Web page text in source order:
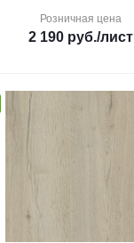
Розничная цена
2 190 руб./лист